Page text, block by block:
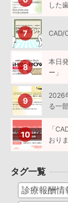
した
CAD/
本日
ー」
2026
る一
「
おり
タグ一覧
診療報酬情